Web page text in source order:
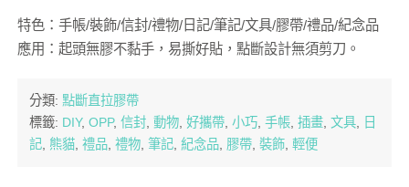
特色：手帳/裝飾/信封/禮物/日記/筆記/文具/膠帶/禮品/紀念品
應用：起頭無膠不黏手，易撕好貼，點斷設計無須剪刀。
分類: 點斷直拉膠帶
標籤: DIY, OPP, 信封, 動物, 好攜帶, 小巧, 手帳, 插畫, 文具, 日
記, 熊貓, 禮品, 禮物, 筆記, 紀念品, 膠帶, 裝飾, 輕便